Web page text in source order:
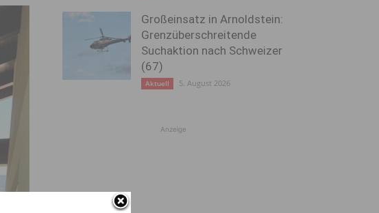
Großeinsatz in Arnoldstein:
Grenzüberschreitende
Suchaktion nach Schweizer
(67)
Aktuell 5. August 2026
Anzeige